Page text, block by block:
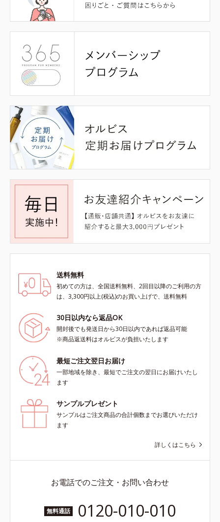
送料無料
初めての方は、全国送料無料、2回目以降のご利用の方
は、3,300円以上(税込)のお買い上げで、送料無料
30日以内なら返品OK
開封後でも発送日から30日以内であれば返品可能
※商品返送料はオルビスが負担いたします
最短ご注文翌日お届け
一部地域を除き、最短でご注文の翌日にお届けいたし
ます
サンプルプレゼント
サンプルはご注文商品の合計個数までお選びいただけ
ます
詳しくはこちら
お電話でのご注文・お問い合わせ
無料通話 0120-010-010